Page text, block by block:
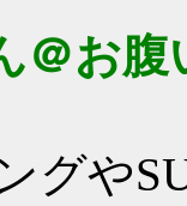
＠お腹
グや